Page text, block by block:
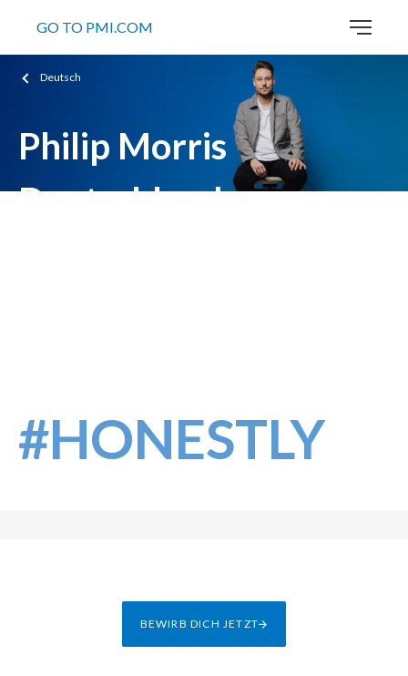
GO TO PMI.COM
Deutsch
Philip Morris
Deutschland
#HONESTLY
BEWIRB DICH JETZT